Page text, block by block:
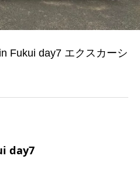
Fukui day7 エクスカーシ
day7